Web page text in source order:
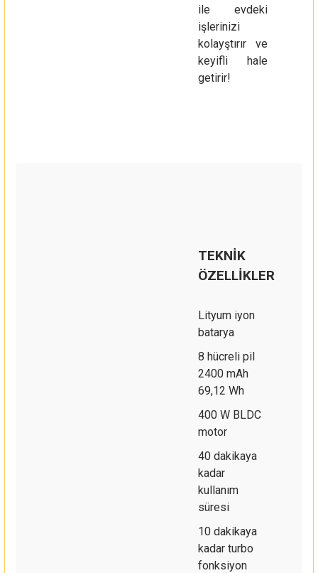
ile evdeki
işlerinizi
kolayştırır ve
keyifli hale
getirir!
TEKNİK
ÖZELLİKLER
Lityum iyon
batarya
8 hücreli pil
2400 mAh
69,12 Wh
400 W BLDC
motor
40 dakikaya
kadar
kullanım
süresi
10 dakikaya
kadar turbo
fonksiyon